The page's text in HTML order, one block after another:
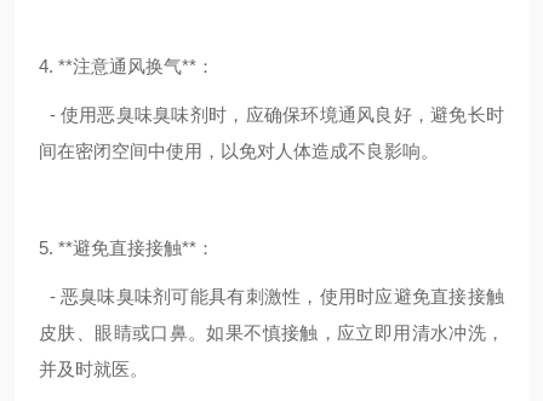
4. **注意通风换气**：
- 使用恶臭味臭味剂时，应确保环境通风良好，避免长时
间在密闭空间中使用，以免对人体造成不良影响。
5. **避免直接接触**：
- 恶臭味臭味剂可能具有刺激性，使用时应避免直接接触
皮肤、眼睛或口鼻。如果不慎接触，应立即用清水冲洗，
并及时就医。